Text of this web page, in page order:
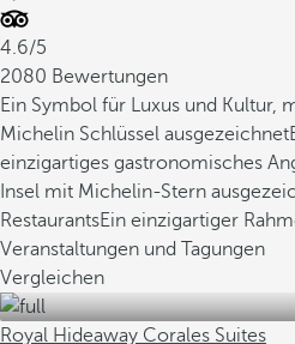
4.6/5
2080 Bewertungen
Ein Symbol für Luxus und Kultur,
Michelin Schlüssel ausgezeichnet
einzigartiges gastronomisches
Insel mit Michelin-Stern
RestaurantsEin einzigartiger
Veranstaltungen und Tagungen
Vergleichen
Royal Hideaway Corales Suites